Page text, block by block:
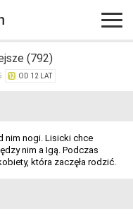
(792)
OD 12 LAT
nim nogi. Lisicki chce
nim a Igą. Podczas
która zaczęła rodzić.